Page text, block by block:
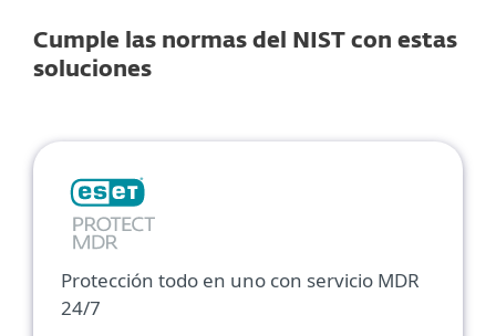
Cumple las normas del NIST con estas
soluciones
Protección todo en uno con servicio MDR
24/7